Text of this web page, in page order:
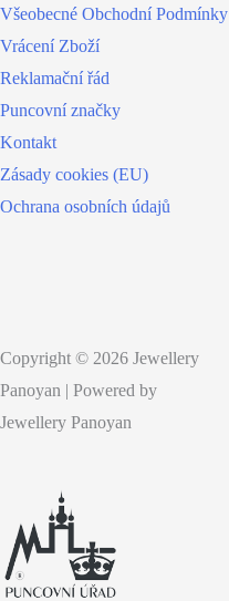
Všeobecné Obchodní Podmínky
Vrácení Zboží
Reklamační řád
Puncovní značky
Kontakt
Zásady cookies (EU)
Ochrana osobních údajů
Copyright © 2026 Jewellery
Panoyan | Powered by
Jewellery Panoyan